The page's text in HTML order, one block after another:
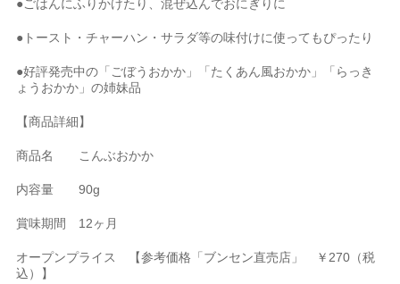
●ごはんにふりかけたり、混ぜ込んでおにぎりに
●トースト・チャーハン・サラダ等の味付けに使ってもぴったり
●好評発売中の「ごぼうおかか」「たくあん風おかか」「らっき
ょうおかか」の姉妹品
【商品詳細】
商品名 こんぶおかか
内容量 90g
賞味期間 12ヶ月
オープンプライス 【参考価格「ブンセン直売店」 ￥270（税
込）】